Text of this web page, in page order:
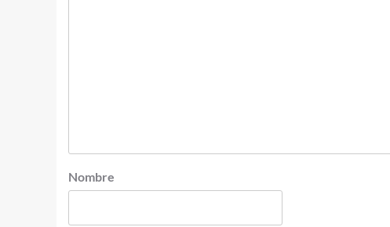
Nombre